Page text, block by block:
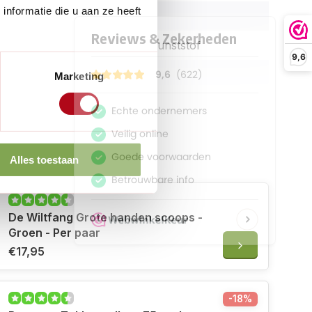
die u aan ze heeft
Marketing
Alles toestaan
9,6
76 cm
Geweven kunststof
Groen
120 of 272 liter
erbij
De Wiltfang Grote handen scoops -
Groen - Per paar
€17,95
-18%